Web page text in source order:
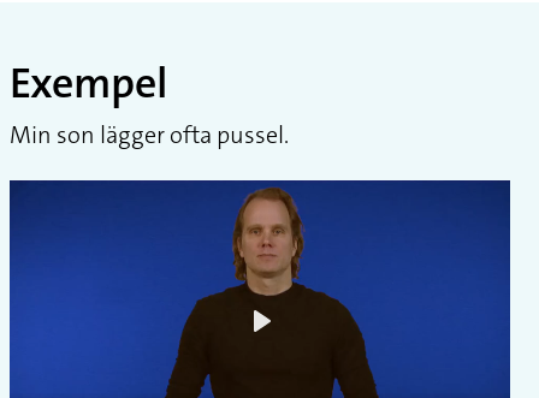
Exempel
Min son lägger ofta pussel.